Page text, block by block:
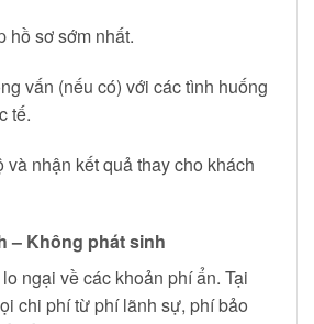
hồ sơ sớm nhất.
vấn (nếu có) với các tình huống
tế.
và nhận kết quả thay cho khách
– Không phát sinh
ngại về các khoản phí ẩn. Tại
chi phí từ phí lãnh sự, phí bảo